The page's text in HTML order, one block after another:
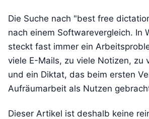
Die Suche nach "best free
nach einem Softwarevergleich. In
steckt fast immer ein
viele E-Mails, zu viele Notizen, zu
und ein Diktat, das beim ersten
Aufräumarbeit als Nutzen
Dieser Artikel ist deshalb keine